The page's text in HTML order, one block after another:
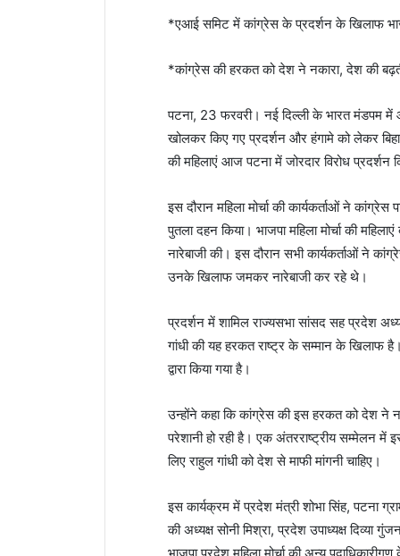
*एआई समिट में कांग्रेस के प्रदर्शन के खिलाफ
*कांग्रेस की हरकत को देश ने नकारा, देश की बढ़ती
पटना, 23 फरवरी। नई दिल्ली के भारत मंडपम में
खोलकर किए गए प्रदर्शन और हंगामे को लेकर
की महिलाएं आज पटना में जोरदार विरोध प्रदर्शन
इस दौरान महिला मोर्चा की कार्यकर्ताओं ने
पुतला दहन किया। भाजपा महिला मोर्चा की
नारेबाजी की। इस दौरान सभी कार्यकर्ताओं ने
उनके खिलाफ जमकर नारेबाजी कर रहे थे।
प्रदर्शन में शामिल राज्यसभा सांसद सह प्रदेश
गांधी की यह हरकत राष्ट्र के सम्मान के खिलाफ
द्वारा किया गया है।
उन्होंने कहा कि कांग्रेस की इस हरकत को देश ने
परेशानी हो रही है। एक अंतरराष्ट्रीय सम्मेलन
लिए राहुल गांधी को देश से माफी मांगनी चाहिए।
इस कार्यक्रम में प्रदेश मंत्री शोभा सिंह, पटना
की अध्यक्ष सोनी मिश्रा, प्रदेश उपाध्यक्ष दिव्या